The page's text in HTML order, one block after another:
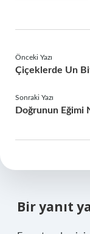
Önceki Yazı
Çiçeklerde Un
Sonraki Yazı
Doğrunun Eğimi
Bir yanıt